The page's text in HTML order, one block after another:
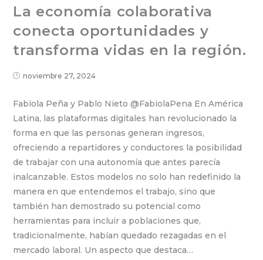
La economía colaborativa
conecta oportunidades y
transforma vidas en la región.
noviembre 27, 2024
Fabiola Peña y Pablo Nieto @FabiolaPena En América
Latina, las plataformas digitales han revolucionado la
forma en que las personas generan ingresos,
ofreciendo a repartidores y conductores la posibilidad
de trabajar con una autonomía que antes parecía
inalcanzable. Estos modelos no solo han redefinido la
manera en que entendemos el trabajo, sino que
también han demostrado su potencial como
herramientas para incluir a poblaciones que,
tradicionalmente, habían quedado rezagadas en el
mercado laboral. Un aspecto que destaca…